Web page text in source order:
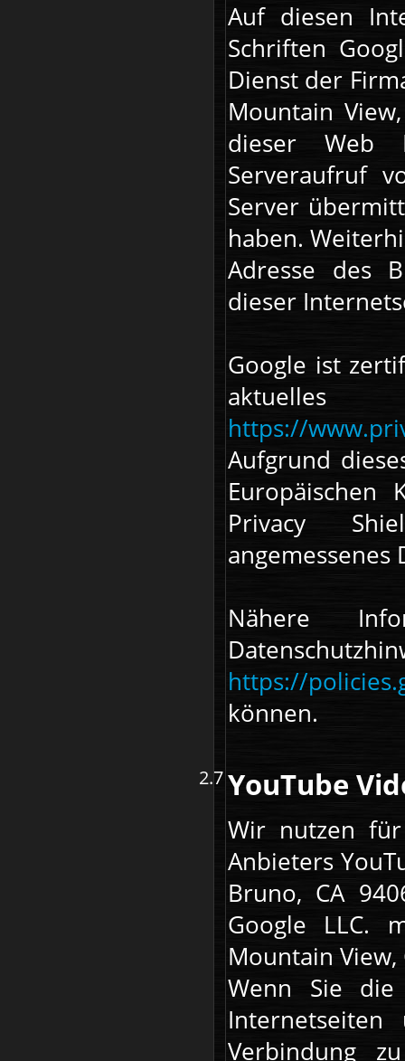
Auf diesen
Schriften
Dienst der
Mountain
dieser Web
Serveraufruf
Server
haben.
Adresse des
dieser
Google ist
https://
Aufgrund
Privacy
angemessenes
Nähere
https://
können.
YouTube
Wir nutzen
Anbieters
Bruno, CA
Google LLC.
Mountain View,
Wenn Sie
Verbindung